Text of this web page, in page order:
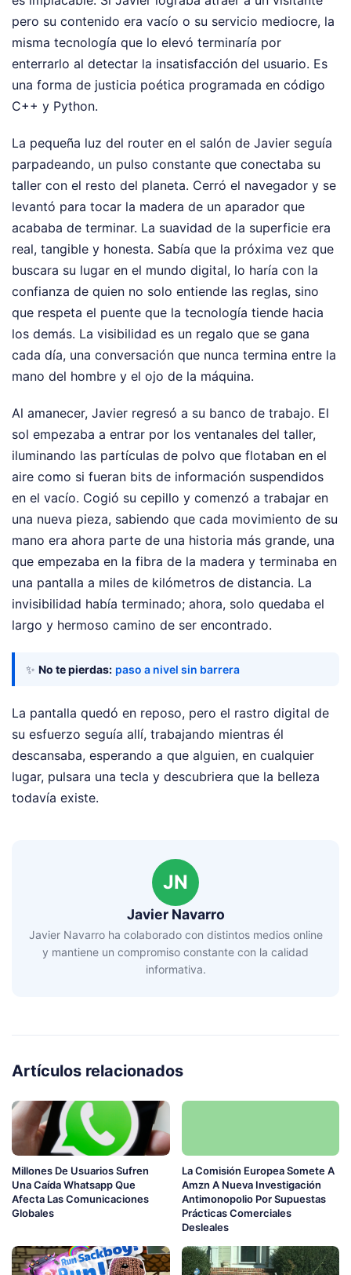
pero su contenido era vacío o su servicio mediocre, la
misma tecnología que lo elevó terminaría por
enterrarlo al detectar la insatisfacción del usuario. Es
una forma de justicia poética programada en código
C++ y Python.
La pequeña luz del router en el salón de Javier seguía
parpadeando, un pulso constante que conectaba su
taller con el resto del planeta. Cerró el navegador y se
levantó para tocar la madera de un aparador que
acababa de terminar. La suavidad de la superficie era
real, tangible y honesta. Sabía que la próxima vez que
buscara su lugar en el mundo digital, lo haría con la
confianza de quien no solo entiende las reglas, sino
que respeta el puente que la tecnología tiende hacia
los demás. La visibilidad es un regalo que se gana
cada día, una conversación que nunca termina entre la
mano del hombre y el ojo de la máquina.
Al amanecer, Javier regresó a su banco de trabajo. El
sol empezaba a entrar por los ventanales del taller,
iluminando las partículas de polvo que flotaban en el
aire como si fueran bits de información suspendidos
en el vacío. Cogió su cepillo y comenzó a trabajar en
una nueva pieza, sabiendo que cada movimiento de su
mano era ahora parte de una historia más grande, una
que empezaba en la fibra de la madera y terminaba en
una pantalla a miles de kilómetros de distancia. La
invisibilidad había terminado; ahora, solo quedaba el
largo y hermoso camino de ser encontrado.
✨ No te pierdas: paso a nivel sin barrera
La pantalla quedó en reposo, pero el rastro digital de
su esfuerzo seguía allí, trabajando mientras él
descansaba, esperando a que alguien, en cualquier
lugar, pulsara una tecla y descubriera que la belleza
todavía existe.
JN
Javier Navarro
Javier Navarro ha colaborado con distintos medios online
y mantiene un compromiso constante con la calidad
informativa.
Artículos relacionados
Millones De Usuarios Sufren
Una Caída Whatsapp Que
Afecta Las Comunicaciones
Globales
La Comisión Europea Somete A
Amzn A Nueva Investigación
Antimonopolio Por Supuestas
Prácticas Comerciales
Desleales